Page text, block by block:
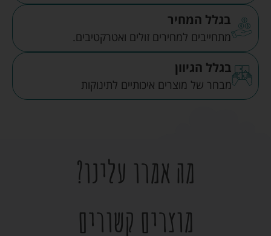
בגלל המחיר
מתחייבים למחירים זולים ואטרקטיבים.
בגלל הגיוון
מבחר של מוצרים איכותיים לתינוקות
מה אמרו עלינו?
מוצרים קשורים